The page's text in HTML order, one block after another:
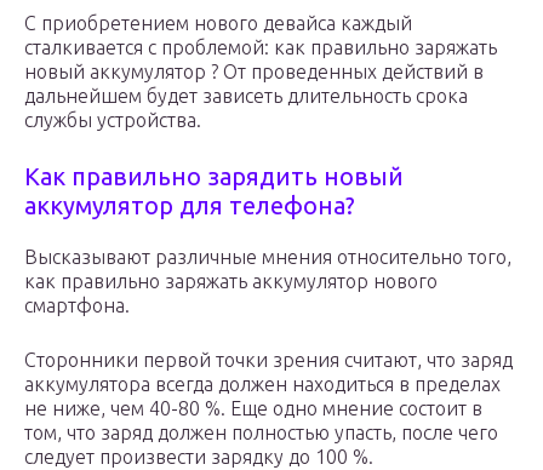
С приобретением нового девайса каждый
сталкивается с проблемой: как правильно заряжать
новый аккумулятор ? От проведенных действий в
дальнейшем будет зависеть длительность срока
службы устройства.
Как правильно зарядить новый
аккумулятор для телефона?
Высказывают различные мнения относительно того,
как правильно заряжать аккумулятор нового
смартфона.
Сторонники первой точки зрения считают, что заряд
аккумулятора всегда должен находиться в пределах
не ниже, чем 40-80 %. Еще одно мнение состоит в
том, что заряд должен полностью упасть, после чего
следует произвести зарядку до 100 %.